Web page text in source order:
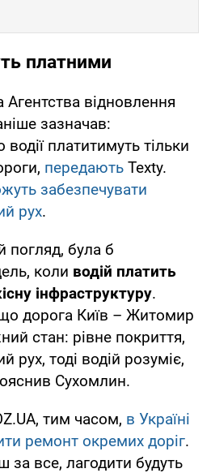
платними
Агентства відновлення
зазначав:
платитимуть тільки
передають Texty.
забезпечувати
рух.
погляд, була б
коли водій платить
інфраструктуру.
дорога Київ – Житомир
стан: рівне покриття,
рух, тоді водій розуміє,
Сухомлин.
тим часом, в Україні
ремонт окремих доріг.
за все, лагодити будуть